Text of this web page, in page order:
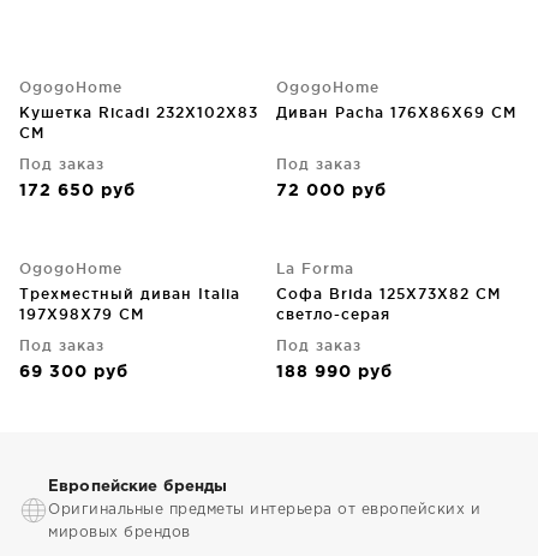
OgogoHome
Кушетка Ricadi 232X102X83
CM
Под заказ
172 650 руб
OgogoHome
Диван Pacha 176X86X69 CM
Под заказ
72 000 руб
OgogoHome
Трехместный диван Italia
197X98X79 CM
Под заказ
69 300 руб
La Forma
Софа Brida 125X73X82 CM
светло-серая
Под заказ
188 990 руб
Европейские бренды
Оригинальные предметы интерьера от европейских и
мировых брендов